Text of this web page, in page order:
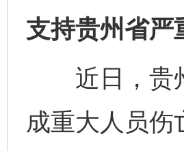
支持贵州省严
近日，贵州
成重大人员伤